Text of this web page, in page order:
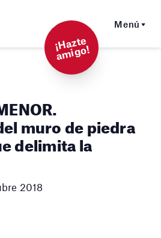
Menú
¡
Hazt
e
a
mi
g
o!
muro de piedra
delimita la
2018